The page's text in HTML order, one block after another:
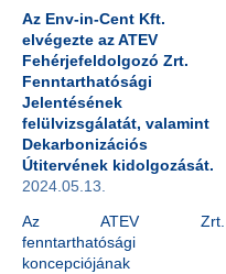
Az Env-in-Cent Kft.
elvégezte az ATEV
Fehérjefeldolgozó Zrt.
Fenntarthatósági
Jelentésének
felülvizsgálatát, valamint
Dekarbonizációs
Útitervének kidolgozását.
2024.05.13.
Az ATEV Zrt.
fenntarthatósági
koncepciójának